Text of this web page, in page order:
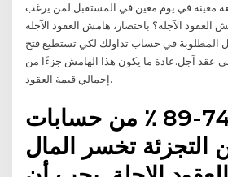
معينة في يوم معين في المستقبل لمن يرغب
الآجلة؟ باختصار، هامش العقود الآجلة
المطلوبة في حساب تداولك لكي تستطيع فتح
عقد آجل.عادة ما يكون هذا الهامش جزءًا من
إجمالي قيمة العقود.
بين 74-89 ٪ من حسابات
التجزئة تخسر المال